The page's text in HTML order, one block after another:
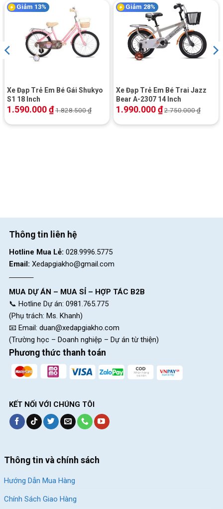
Giảm 13%
Xe Đạp Trẻ Em Bé Gái Shukyo
S1 18 Inch
1.590.000₫1.828.500₫
Giảm 28%
Xe Đạp Trẻ Em Bé Trai Jazz
Bear A-2307 14 Inch
1.990.000₫2.750.000₫
Thông tin liên hệ
Hotline Mua Lẻ: 028.9996.5775
Email: Xedapgiakho@gmail.com
MUA DỰ ÁN – MUA SỈ – HỢP TÁC B2B
📞 Hotline Dự án: 0981.765.775
(Phụ trách: Ms. Khanh)
📧 Email: duan@xedapgiakho.com
(Trường học – Doanh nghiệp – Dự án từ thiện)
Phương thức thanh toán
KẾT NỐI VỚI CHÚNG TÔI
Thông tin và chính sách
Hướng Dẫn Mua Hàng
Chính Sách Giao Hàng